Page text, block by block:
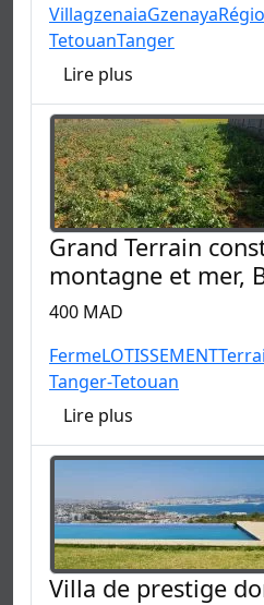
VillagzenaiaGzenaya
TetouanTanger
Lire plus
Grand Terrain
montagne et mer,
400 MAD
FermeLOTISSEMENT
Tanger-Tetouan
Lire plus
Villa de prestige